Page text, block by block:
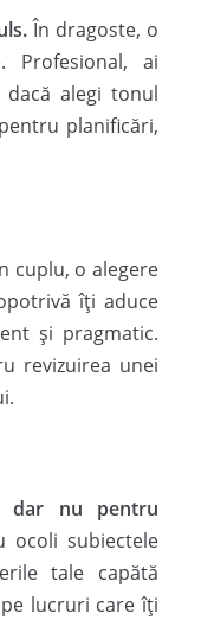
În dragoste, o
Profesional, ai
dacă alegi tonul
planificări,
cuplu, o alegere
îți aduce
și pragmatic.
revizuirea unei
dar nu pentru
ocoli subiectele
tale capătă
lucruri care îți